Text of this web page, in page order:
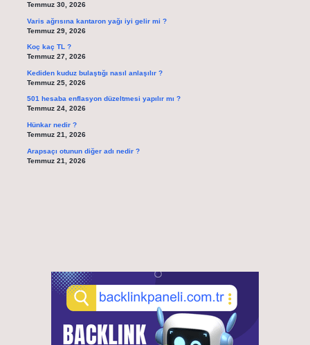
Temmuz 30, 2026
Varis ağrısına kantaron yağı iyi gelir mi ?
Temmuz 29, 2026
Koç kaç TL ?
Temmuz 27, 2026
Kediden kuduz bulaştığı nasıl anlaşılır ?
Temmuz 25, 2026
501 hesaba enflasyon düzeltmesi yapılır mı ?
Temmuz 24, 2026
Hünkar nedir ?
Temmuz 21, 2026
Arapsaçı otunun diğer adı nedir ?
Temmuz 21, 2026